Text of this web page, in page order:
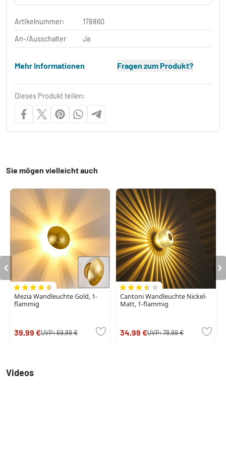
Artikelnummer:
178860
An-/Ausschalter
Ja
Mehr Informationen Fragen zum Produkt?
Dieses Produkt teilen:
Sie mögen vielleicht auch
Mezia Wandleuchte Gold, 1-
flammig
39,99 €UVP:69,99 €
Cantoni Wandleuchte Nickel-
Matt, 1-flammig
34,99 €UVP:79,99 €
Videos